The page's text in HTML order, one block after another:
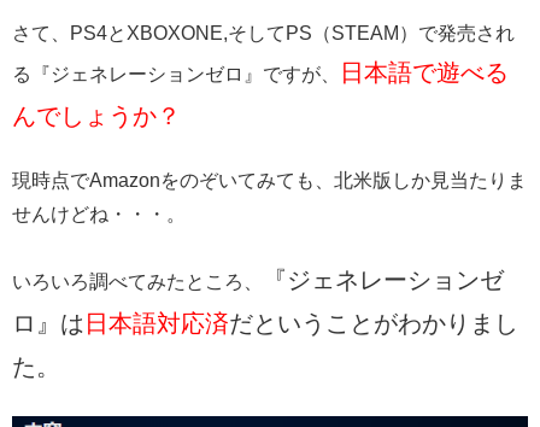
さて、PS4とXBOXONE,そしてPS（STEAM）で発売され
る『ジェネレーションゼロ』ですが、
日本語で遊べる
んでしょうか？
現時点でAmazonをのぞいてみても、北米版しか見当たりま
せんけどね・・・。
いろいろ調べてみたところ、
『ジェネレーションゼ
ロ』は 日本語対応済だということがわかりまし
た。